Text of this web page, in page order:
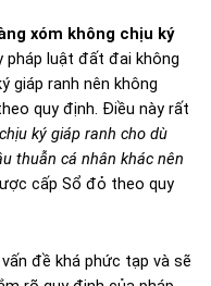
xóm không chịu ký
pháp luật đất đai không
giáp ranh nên không
quy định. Điều này rất
ký giáp ranh cho dù
thuẫn cá nhân khác nên
cấp Sổ đỏ theo quy
đề khá phức tạp và sẽ